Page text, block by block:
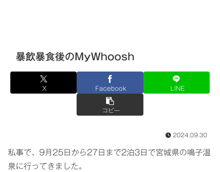
暴飲暴食後のMyWhoosh
X Facebook LINE
コピー
2024.09.30
私事で、9月25日から27日まで2泊3日で宮城県の鳴子温
泉に行ってきました。